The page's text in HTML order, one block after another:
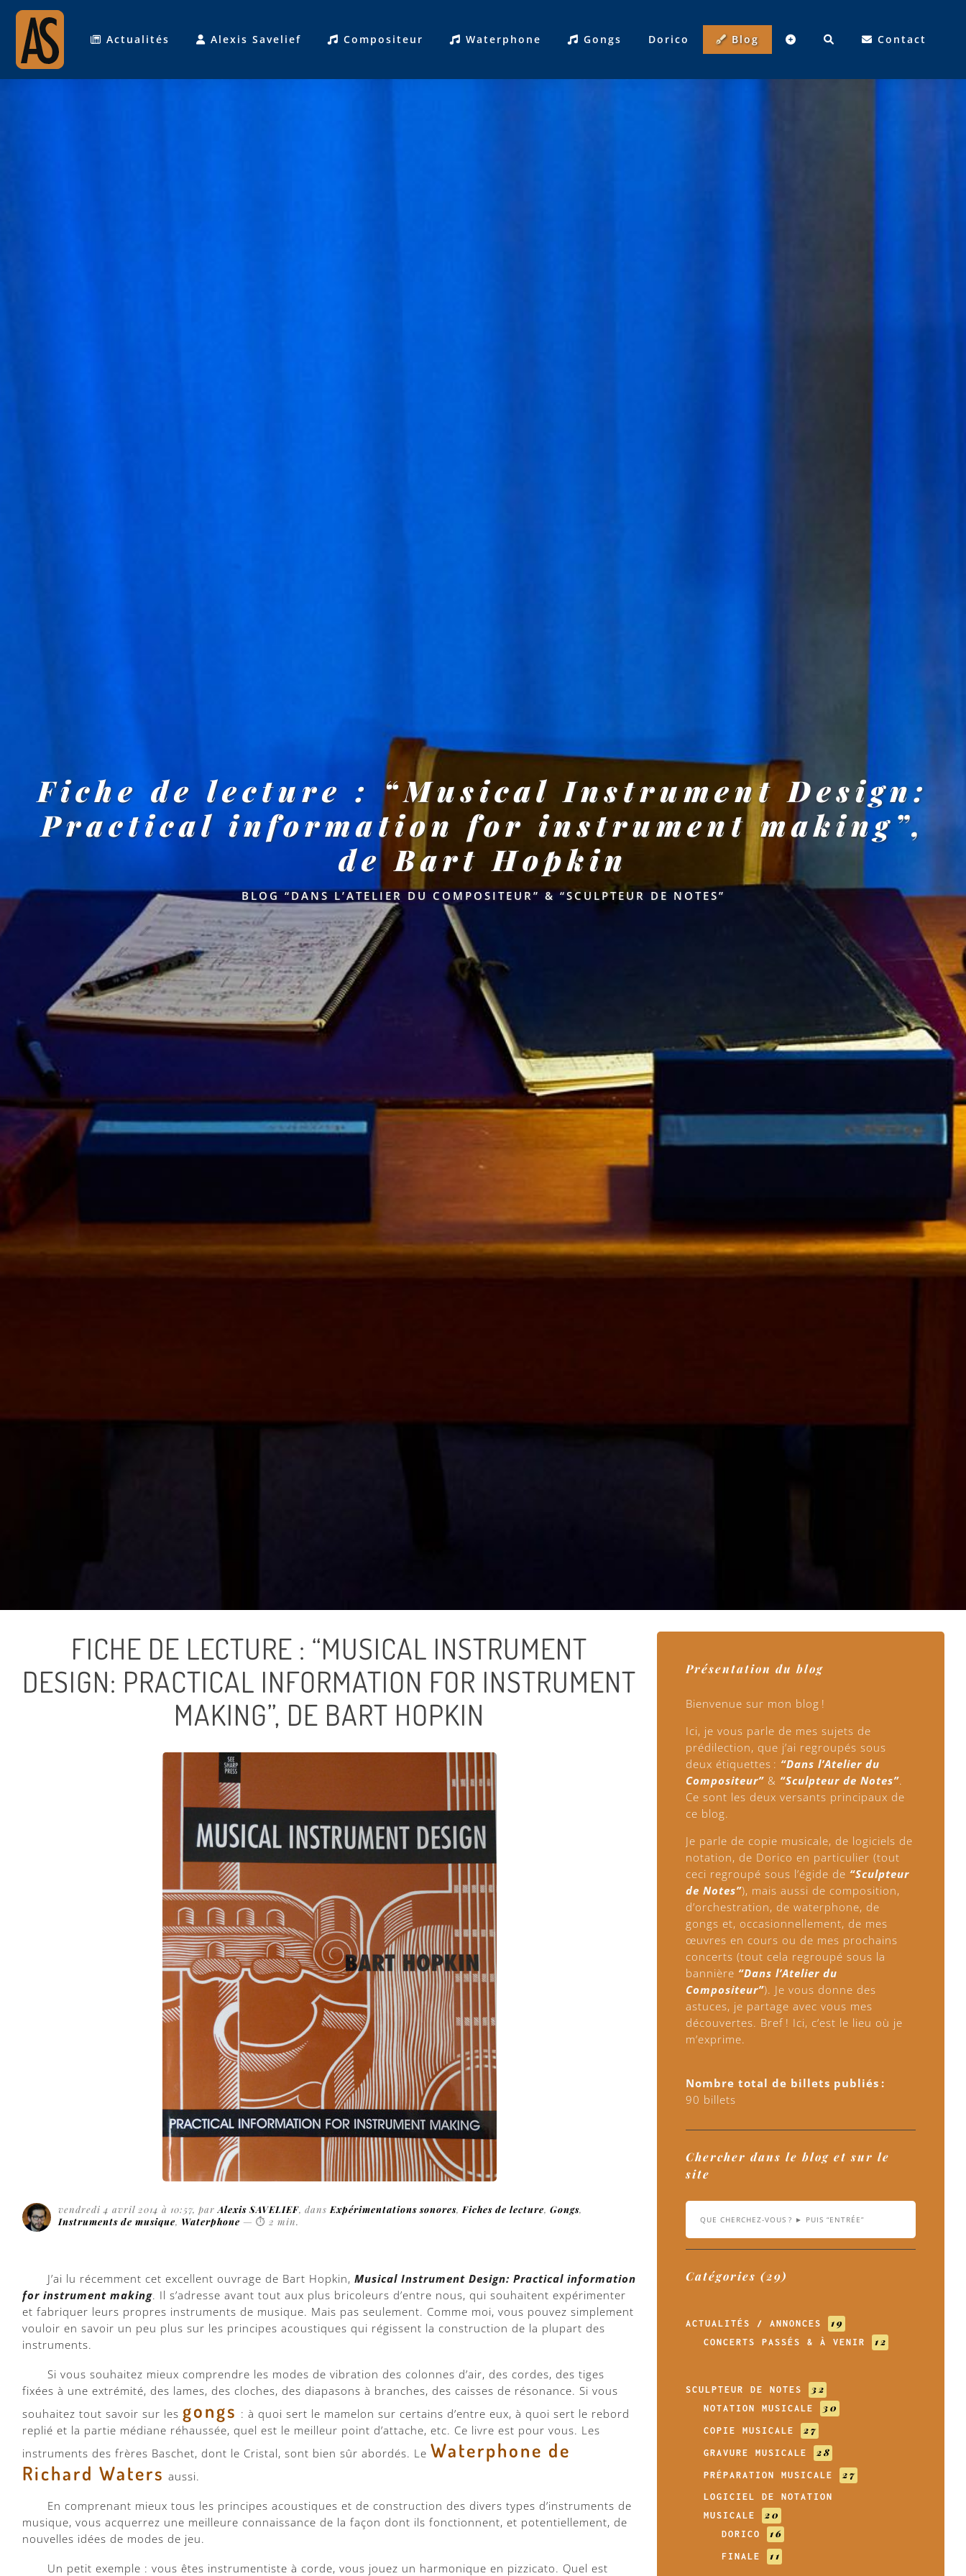
Actualités Alexis Savelief Compositeur Waterphone Gongs Dorico Blog Contact
Fiche de lecture : “Musical Instrument Design:
Practical information for instrument making”,
de Bart Hopkin
BLOG “DANS L’ATELIER DU COMPOSITEUR” & “SCULPTEUR DE NOTES”
FICHE DE LECTURE : “MUSICAL INSTRUMENT
DESIGN: PRACTICAL INFORMATION FOR INSTRUMENT
MAKING”, DE BART HOPKIN
vendredi 4 avril 2014 à 10:57, par Alexis SAVELIEF, dans Expérimentations sonores, Fiches de lecture, Gongs,
Instruments de musique, Waterphone — ⏱ 2 min.
J’ai lu récemment cet excellent ouvrage de Bart Hopkin, Musical Instrument Design: Practical information
for instrument making. Il s’adresse avant tout aux plus bricoleurs d’entre nous, qui souhaitent expérimenter
et fabriquer leurs propres instruments de musique. Mais pas seulement. Comme moi, vous pouvez simplement
vouloir en savoir un peu plus sur les principes acoustiques qui régissent la construction de la plupart des
instruments.
Si vous souhaitez mieux comprendre les modes de vibration des colonnes d’air, des cordes, des tiges
fixées à une extrémité, des lames, des cloches, des diapasons à branches, des caisses de résonance. Si vous
souhaitez tout savoir sur les gongs : à quoi sert le mamelon sur certains d’entre eux, à quoi sert le rebord
replié et la partie médiane réhaussée, quel est le meilleur point d’attache, etc. Ce livre est pour vous. Les
instruments des frères Baschet, dont le Cristal, sont bien sûr abordés. Le Waterphone de
Richard Waters aussi.
En comprenant mieux tous les principes acoustiques et de construction des divers types d’instruments de
musique, vous acquerrez une meilleure connaissance de la façon dont ils fonctionnent, et potentiellement, de
nouvelles idées de modes de jeu.
Un petit exemple : vous êtes instrumentiste à corde, vous jouez un harmonique en pizzicato. Quel est
Présentation du blog
Bienvenue sur mon blog !
Ici, je vous parle de mes sujets de
prédilection, que j’ai regroupés sous
deux étiquettes : “Dans l’Atelier du
Compositeur” & “Sculpteur de Notes”.
Ce sont les deux versants principaux de
ce blog.
Je parle de copie musicale, de logiciels de
notation, de Dorico en particulier (tout
ceci regroupé sous l’égide de “Sculpteur
de Notes”), mais aussi de composition,
d’orchestration, de waterphone, de
gongs et, occasionnellement, de mes
œuvres en cours ou de mes prochains
concerts (tout cela regroupé sous la
bannière “Dans l’Atelier du
Compositeur”). Je vous donne des
astuces, je partage avec vous mes
découvertes. Bref ! Ici, c’est le lieu où je
m’exprime.
Nombre total de billets publiés :
90 billets
Chercher dans le blog et sur le
site
Catégories (29)
ACTUALITÉS / ANNONCES 19
CONCERTS PASSÉS & À VENIR 12
SCULPTEUR DE NOTES 32
NOTATION MUSICALE 30
COPIE MUSICALE 27
GRAVURE MUSICALE 28
PRÉPARATION MUSICALE 27
LOGICIEL DE NOTATION
MUSICALE
20
DORICO 16
FINALE 11